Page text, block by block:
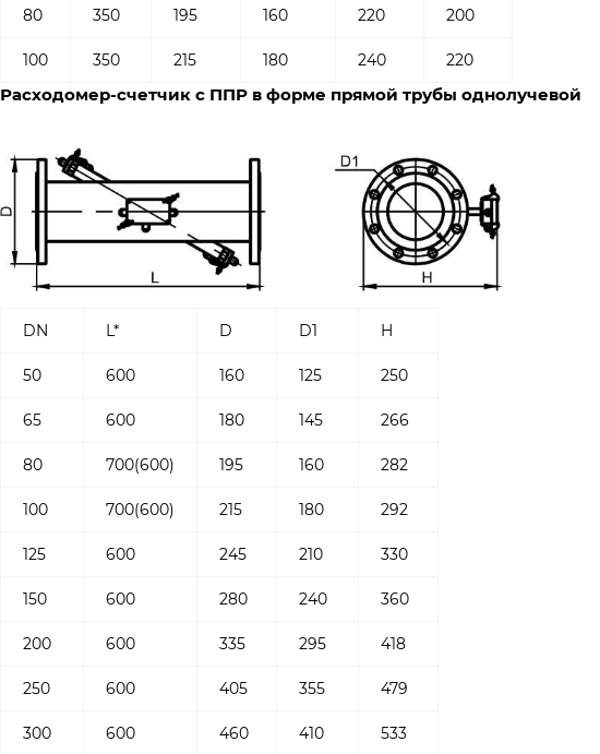
80 350 195 160 220 200
100 350 215 180 240 220
Расходомер-счетчик с ППР в форме прямой трубы однолучевой
DN L* D D1 H
50 600 160 125 250
65 600 180 145 266
80 700(600) 195 160 282
100 700(600) 215 180 292
125 600 245 210 330
150 600 280 240 360
200 600 335 295 418
250 600 405 355 479
300 600 460 410 533